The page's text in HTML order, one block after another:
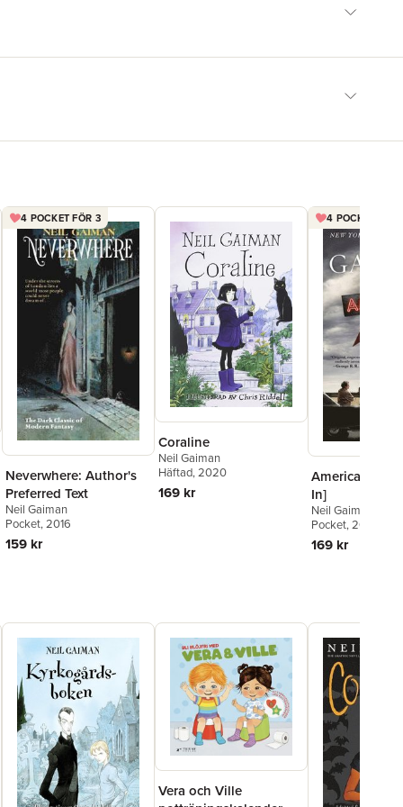
4 POCKET FÖR 3
Neverwhere: Author's
Preferred Text
Neil Gaiman
Pocket, 2016
159 kr
Coraline
Neil Gaiman
Häftad, 2020
169 kr
4 POCKET FÖR
American
In]
Neil Gaiman
Pocket, 2017
169 kr
Vera och Ville